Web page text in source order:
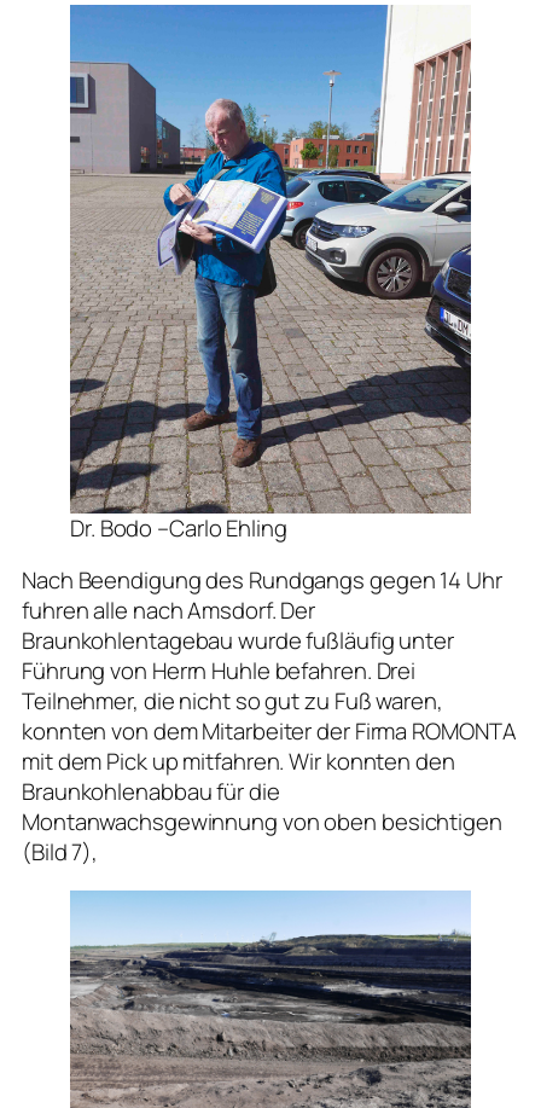
Dr. Bodo –Carlo Ehling
Nach Beendigung des Rundgangs gegen 14 Uhr
fuhren alle nach Amsdorf. Der
Braunkohlentagebau wurde fußläufig unter
Führung von Herrn Huhle befahren. Drei
Teilnehmer, die nicht so gut zu Fuß waren,
konnten von dem Mitarbeiter der Firma ROMONTA
mit dem Pick up mitfahren. Wir konnten den
Braunkohlenabbau für die
Montanwachsgewinnung von oben besichtigen
(Bild 7),